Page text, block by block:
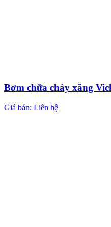
Bơm chữa cháy xăng
Giá bán: Liên hệ